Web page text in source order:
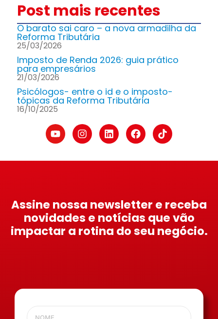
Post mais recentes
O barato sai caro – a nova armadilha da
Reforma Tributária
25/03/2026
Imposto de Renda 2026: guia prático
para empresários
21/03/2026
Psicólogos- entre o id e o imposto-
tópicas da Reforma Tributária
16/10/2025
Assine nossa newsletter e receba
novidades e notícias que vão
impactar a rotina do seu negócio.